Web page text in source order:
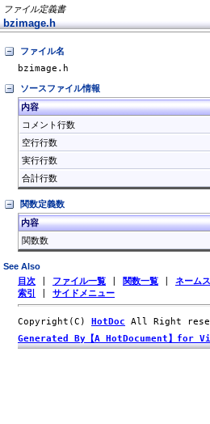
ファイル定義書
bzimage.h
ファイル名
bzimage.h
ソースファイル情報
内容
コメント行数
空行行数
実行行数
合計行数
関数定義数
内容
関数数
See Also
目次 ファイル一覧 関数一覧 ネーム
索引
サイドメニュー
Copyright(C) HotDoc All Right
Generated By【A HotDocument】for